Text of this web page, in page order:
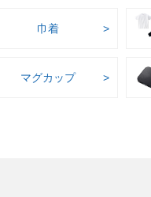
巾着
マグカップ